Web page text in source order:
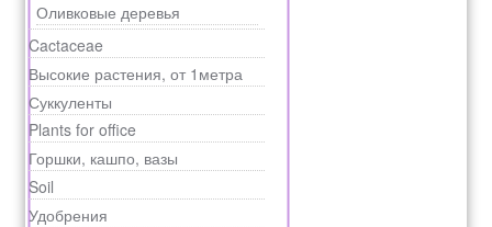
Оливковые деревья
Cactaceae
Высокие растения, от 1метра
Суккуленты
Plants for office
Горшки, кашпо, вазы
Soil
Удобрения